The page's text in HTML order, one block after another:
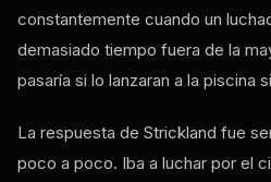
constantemente cuando un
demasiado tiempo fuera de la
pasaría si lo lanzaran a la piscina
La respuesta de Strickland fue
poco a poco. Iba a luchar por el